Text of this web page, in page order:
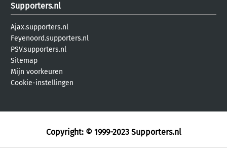
Supporters.nl
Ajax.supporters.nl
Feyenoord.supporters.nl
PSV.supporters.nl
Sitemap
Mijn voorkeuren
Cookie-instellingen
Copyright: © 1999-2023 Supporters.nl